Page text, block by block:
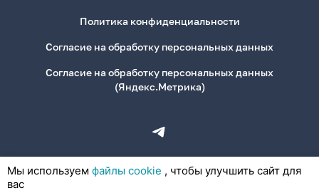
Политика конфиденциальности
Согласие на обработку персональных данных
Согласие на обработку персональных данных
(Яндекс.Метрика)
Мы используем файлы cookie , чтобы улучшить сайт для
вас